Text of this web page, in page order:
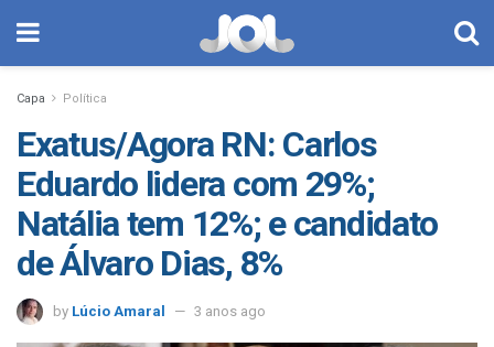
Capa Política
Exatus/Agora RN: Carlos
Eduardo lidera com 29%;
Natália tem 12%; e candidato
de Álvaro Dias, 8%
by Lúcio Amaral 3 anos ago